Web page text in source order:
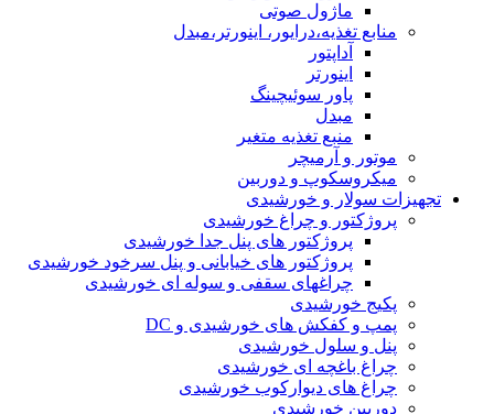
ماژول صوتی
منابع تغذیه،درایور، اینورتر،مبدل
آداپتور
اینورتر
پاور سوئیچینگ
مبدل
منبع تغذیه متغیر
موتور و آرمیچر
میکروسکوپ و دوربین
تجهیزات سولار و خورشیدی
پروژکتور و چراغ خورشیدی
پروژکتور های پنل جدا خورشیدی
پروژکتور های خیابانی و پنل سرخود خورشیدی
چراغهای سقفی و سوله ای خورشیدی
پکیج خورشیدی
پمپ و کفکش های خورشیدی و DC
پنل و سلول خورشیدی
چراغ باغچه ای خورشیدی
چراغ های دیوارکوب خورشیدی
دوربین خورشیدی